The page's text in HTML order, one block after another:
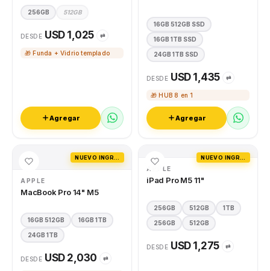
256GB 512GB
DESDE USD 1,025 ⇄
🎁 Funda + Vidrio templado
Agregar
16GB 512GB SSD
16GB 1TB SSD
24GB 1TB SSD
DESDE USD 1,435 ⇄
🎁 HUB 8 en 1
Agregar
APPLE
MacBook Pro 14" M5
16GB 512GB 16GB 1TB
24GB 1TB
DESDE USD 2,030 ⇄
APPLE
iPad Pro M5 11"
256GB 512GB 1TB
256GB 512GB
DESDE USD 1,275 ⇄